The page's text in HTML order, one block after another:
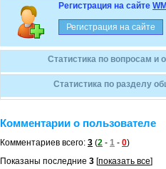
Регистрация на сайте
Статистика по вопросам и
Статистика по разделу
Комментарии о пользователе
Комментариев всего: 3 (2 - 1 - 0)
Показаны последние 3 [показать все]